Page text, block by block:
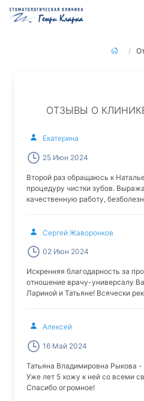
ОТЗЫВЫ О
Екатерина
25 Июн 2024
Второй раз обращаюсь к
процедуру чистки зубов.
качественную работу,
Сергей Жаворонков
02 Июн 2024
Искренняя благодарность за
отношение врачу-универсалу
Лариной и Татьяне! Всячески
Алексей
16 Май 2024
Татьяна Владимировна Рыкова -
Уже лет 5 хожу к ней со всеми
Спасибо огромное!